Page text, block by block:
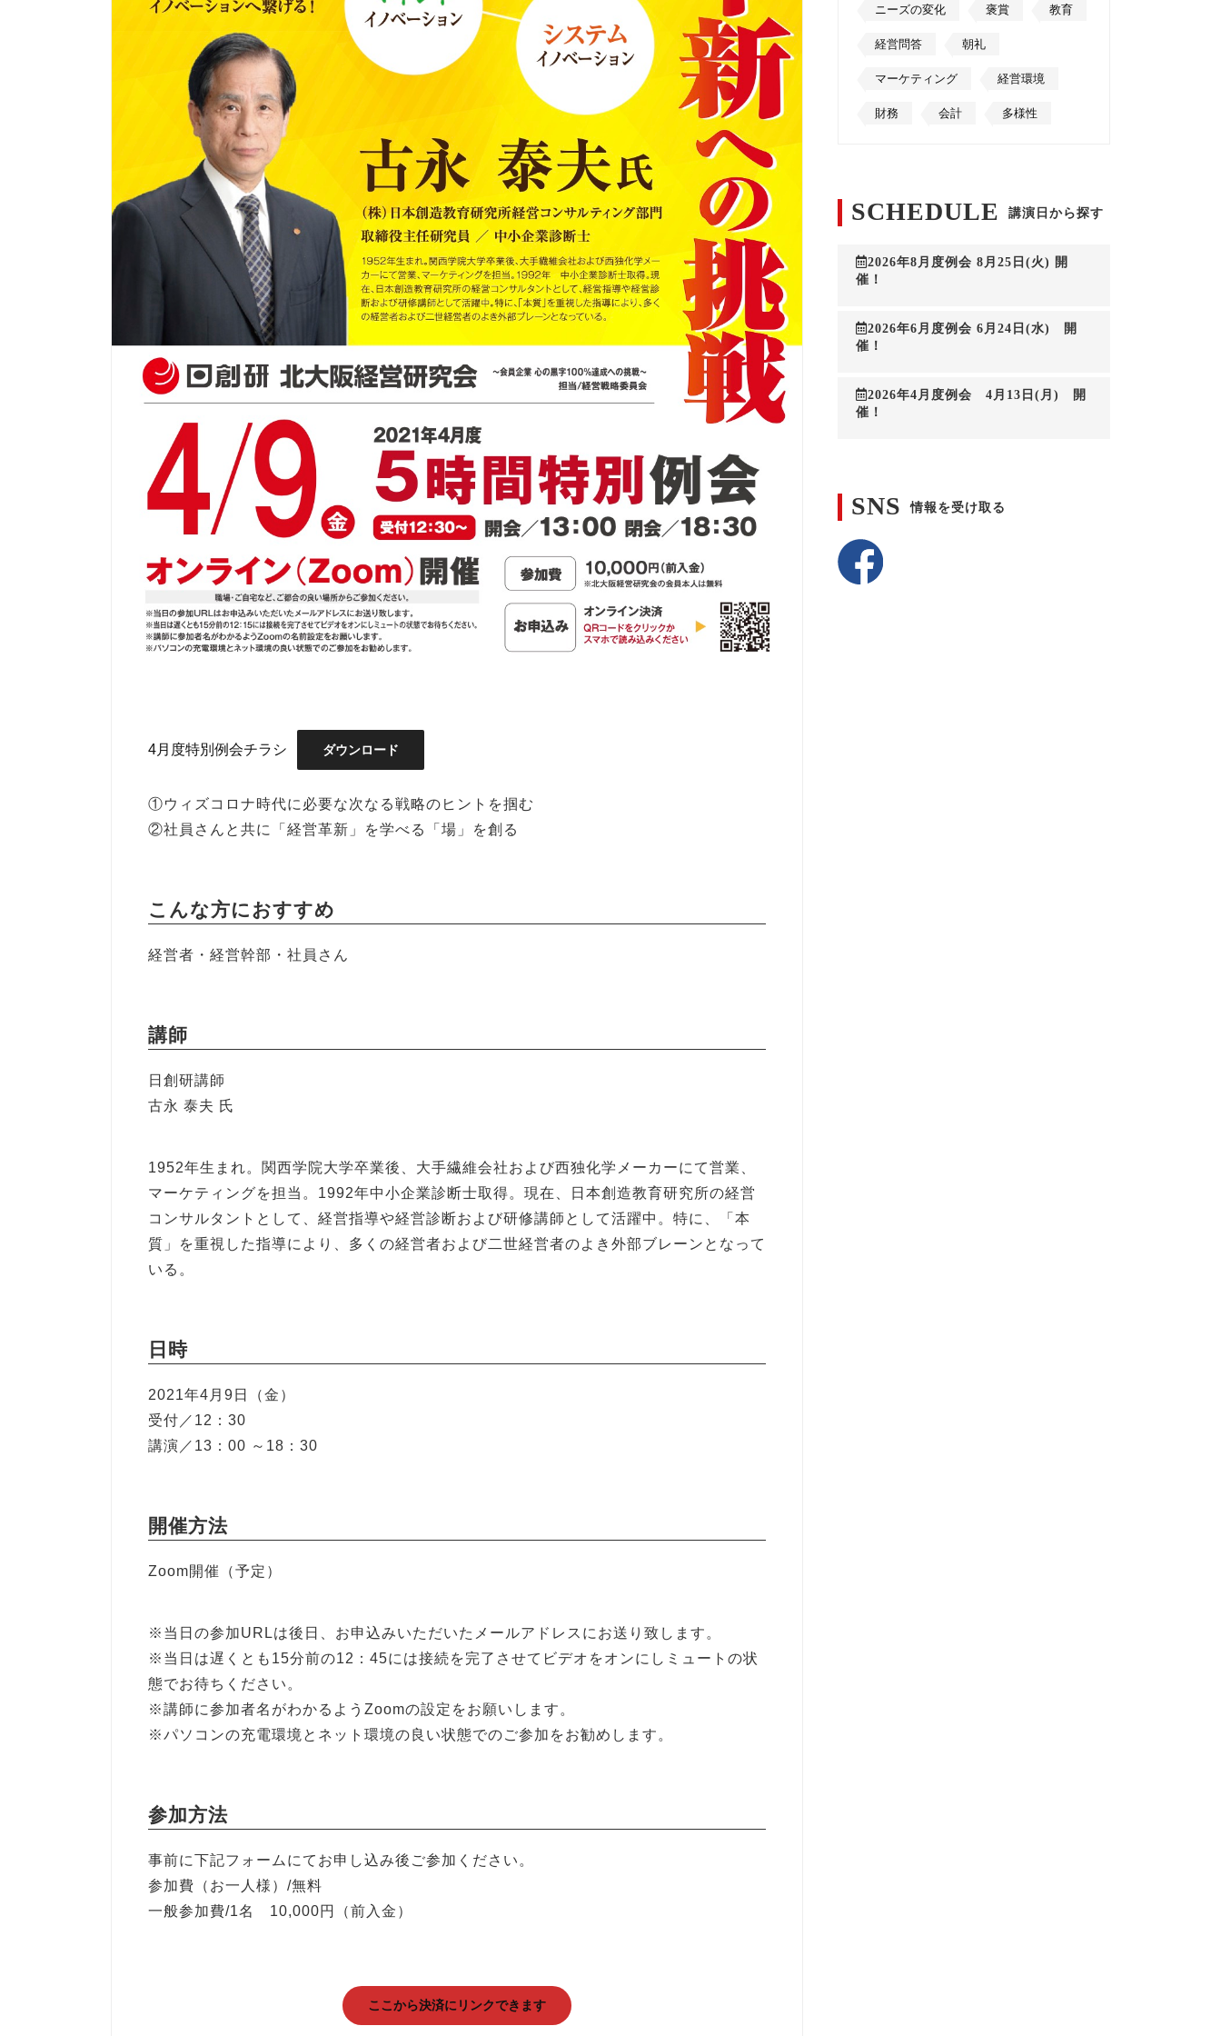
4月度特別例会チラシ ダウンロード
①ウィズコロナ時代に必要な次なる戦略のヒントを掴む
②社員さんと共に「経営革新」を学べる「場」を創る
こんな方におすすめ
経営者・経営幹部・社員さん
講師
日創研講師
古永 泰夫 氏
1952年生まれ。関西学院大学卒業後、大手繊維会社および西独化学メーカーにて営業、
マーケティングを担当。1992年中小企業診断士取得。現在、日本創造教育研究所の経営
コンサルタントとして、経営指導や経営診断および研修講師として活躍中。特に、「本
質」を重視した指導により、多くの経営者および二世経営者のよき外部ブレーンとなって
いる。
日時
2021年4月9日（金）
受付／12：30
講演／13：00 ～18：30
開催方法
Zoom開催（予定）
※当日の参加URLは後日、お申込みいただいたメールアドレスにお送り致します。
※当日は遅くとも15分前の12：45には接続を完了させてビデオをオンにしミュートの状
態でお待ちください。
※講師に参加者名がわかるようZoomの設定をお願いします。
※パソコンの充電環境とネット環境の良い状態でのご参加をお勧めします。
参加方法
事前に下記フォームにてお申し込み後ご参加ください。
参加費（お一人様）/無料
一般参加費/1名 10,000円（前入金）
ここから決済にリンクできます
ニーズの変化 褒賞 教育
経営問答 朝礼
マーケティング 経営環境
財務 会計 多様性
SCHEDULE 講演日から探す
2026年8月度例会 8月25日(火) 開
催！
2026年6月度例会 6月24日(水) 開
催！
2026年4月度例会 4月13日(月) 開
催！
SNS 情報を受け取る